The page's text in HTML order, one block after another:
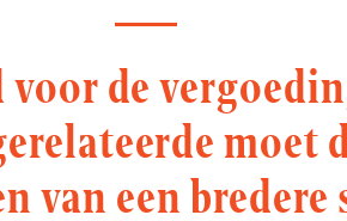
de
moet
van een